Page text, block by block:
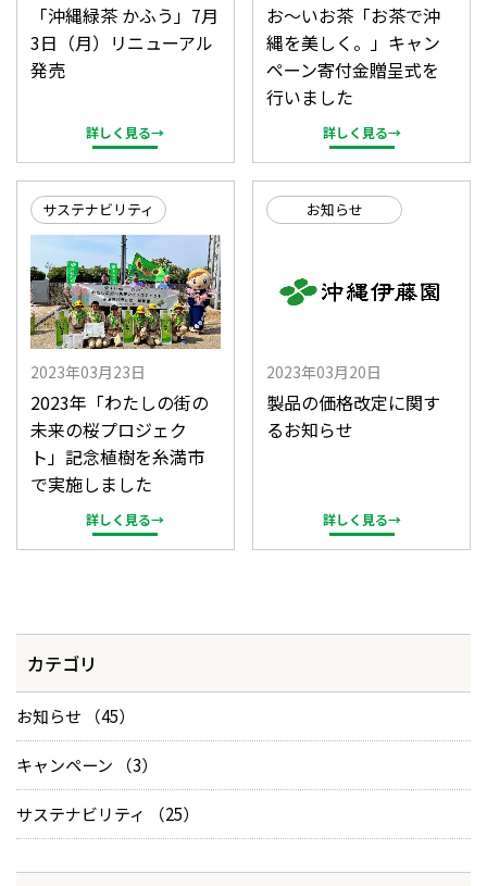
「沖縄緑茶 かふう」7月
3日（月）リニューアル
発売
詳しく見る→
お～いお茶「お茶で沖
縄を美しく。」キャン
ペーン寄付金贈呈式を
行いました
詳しく見る→
サステナビリティ
2023年03月23日
2023年「わたしの街の
未来の桜プロジェク
ト」記念植樹を糸満市
で実施しました
詳しく見る→
お知らせ
2023年03月20日
製品の価格改定に関す
るお知らせ
詳しく見る→
カテゴリ
お知らせ （45）
キャンペーン （3）
サステナビリティ （25）